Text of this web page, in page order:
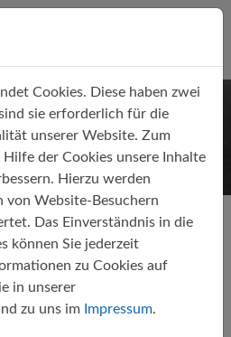
2026 für den
Cookies. Diese haben zwei
sie erforderlich für die
unserer Website. Zum
der Cookies unsere Inhalte
Hierzu werden
von Website-Besuchern
Das Einverständnis in die
können Sie jederzeit
zu Cookies auf
in unserer
zu uns im Impressum.